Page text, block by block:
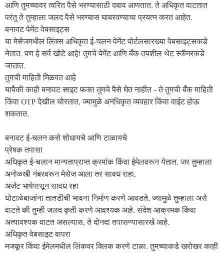
आणि तुमच्यावर त्वरित पैसे भरण्यासाठी दबाव आणतात. ते अधिकृत वाटतात
परंतु ते तुम्हाला जलद पैसे भरण्यास घाबरवण्याचा प्रयत्न करत आहेत.
बनावट पेमेंट वेबसाइट्स
या मेसेजमधील लिंक्स अधिकृत ई-चलन पेमेंट पोर्टलसारख्या वेबसाइट्सकडे
नेतात. पण हे सर्व खोटे आहे! तुमचे पेमेंट आणि बँक तपशील थेट स्कॅमरकडे
जातात.
तुमची माहिती मिळवत आहे
यापैकी काही बनावट साइट फक्त तुमचे पैसे घेत नाहीत – ते तुमची बँक माहिती
किंवा OTP देखील चोरतात, ज्यामुळे अनधिकृत व्यवहार किंवा वाईट होऊ
शकतात.
बनावट ई-चलन कसे शोधायचे आणि टाळायचे
प्रेषक तपासा
अधिकृत ई-चलान मान्यताप्राप्त क्रमांक किंवा ईमेलवरून येतात. जर तुम्हाला
अनोळखी नंबरवरून मेसेज आला तर सावध राहा.
अर्जंट भाषेपासून सावध रहा
घोटाळेबाजांना तातडीची भावना निर्माण करणे आवडते, ज्यामुळे तुम्हाला असे
वाटते की तुम्ही जलद कृती करणे आवश्यक आहे. संदेश आक्रमक किंवा
अत्यावश्यक वाटत असल्यास, ते दोनदा तपासण्यासारखे आहे.
अधिकृत वेबसाइट वापरा
मजकूर किंवा ईमेलमधील लिंकवर क्लिक करणे टाळा. तुमच्याकडे खरोखर काही